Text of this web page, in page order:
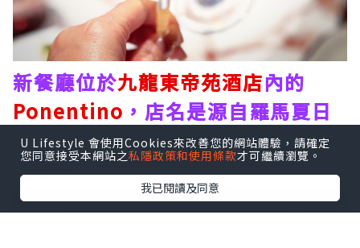
U Lifestyle 會使用Cookies來改善您的網站體驗，請確定
您同意接受本網站之私隱政策和使用條款才可繼續瀏覽。
我已閱讀及同意
新餐廳位於九龍東帝苑酒店內的
Ponentino ，店名是源自羅馬夏日
午後徐徐吹入城中的溫柔海風意景非
常迷人。